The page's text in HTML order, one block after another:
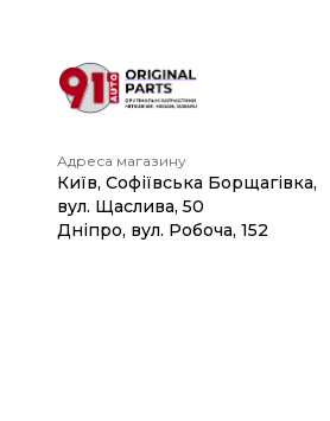
Адреса магазину
Київ, Софіївська Борщагівка,
вул. Щаслива, 50
Дніпро, вул. Робоча, 152